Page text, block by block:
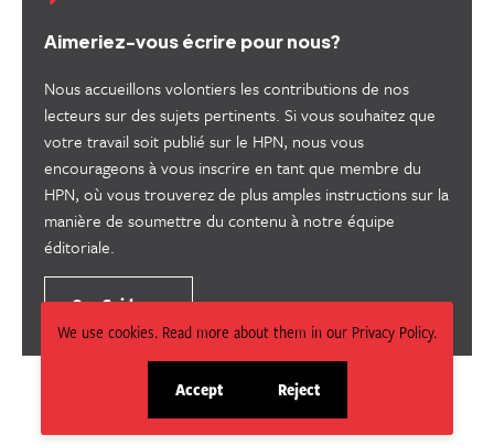
We use cookies. Read more about them in our Privacy Policy.
Accept
site
Reject
site
Aimeriez-vous écrire pour nous?
Nous accueillons volontiers les contributions de nos
lecteurs sur des sujets pertinents. Si vous souhaitez que
votre travail soit publié sur le HPN, nous vous
encourageons à vous inscrire en tant que membre du
HPN, où vous trouverez de plus amples instructions sur la
manière de soumettre du contenu à notre équipe
éditoriale.
Our Guidance